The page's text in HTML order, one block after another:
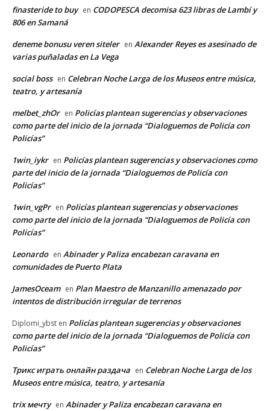
finasteride to buy en CODOPESCA decomisa 623 libras de Lambí y
806 en Samaná
deneme bonusu veren siteler en Alexander Reyes es asesinado de
varias puñaladas en La Vega
social boss en Celebran Noche Larga de los Museos entre música,
teatro, y artesanía
melbet_zhOr en Policías plantean sugerencias y observaciones
como parte del inicio de la jornada “Dialoguemos de Policía con
Policías”
1win_iykr en Policías plantean sugerencias y observaciones como
parte del inicio de la jornada “Dialoguemos de Policía con
Policías”
1win_vgPr en Policías plantean sugerencias y observaciones
como parte del inicio de la jornada “Dialoguemos de Policía con
Policías”
Leonardo en Abinader y Paliza encabezan caravana en
comunidades de Puerto Plata
JamesOceam en Plan Maestro de Manzanillo amenazado por
intentos de distribución irregular de terrenos
Diplomi_ybst en Policías plantean sugerencias y observaciones
como parte del inicio de la jornada “Dialoguemos de Policía con
Policías”
Трикс играть онлайн раздача en Celebran Noche Larga de los
Museos entre música, teatro, y artesanía
trix мечту en Abinader y Paliza encabezan caravana en